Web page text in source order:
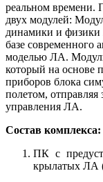
реальном времени.
двух модулей:
динамики и физики
базе современного
моделью ЛА.
который на основе
приборов блока
полетом,
управления ЛА.
Состав комплекса:
ПК с
крылатых ЛА